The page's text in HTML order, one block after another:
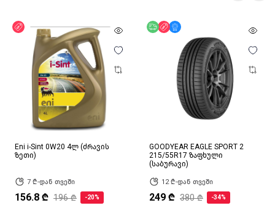
ფასდაკლება
Eni i-Sint 0W20 4ლ (ძრავის
ზეთი)
7 ₾-დან თვეში
156.8 ₾ 196 ₾ -20%
უფასო მიწოდება
ფასდაკლება
GOODYEAR EAGLE SPORT 2
215/55R17 ზაფხული
(საბურავი)
12 ₾-დან თვეში
249 ₾ 380 ₾ -34%